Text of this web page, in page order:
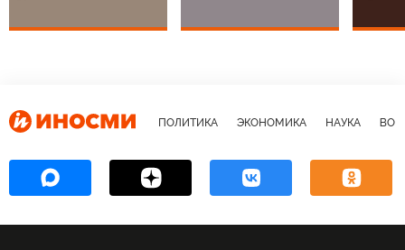
ПОЛИТИКА ЭКОНОМИКА НАУКА